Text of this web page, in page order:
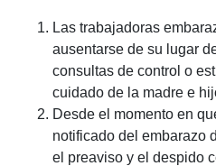
Las trabajadoras
ausentarse de su lugar
consultas de control o
cuidado de la madre e
Desde el momento en
notificado del embarazo
el preaviso y el despido